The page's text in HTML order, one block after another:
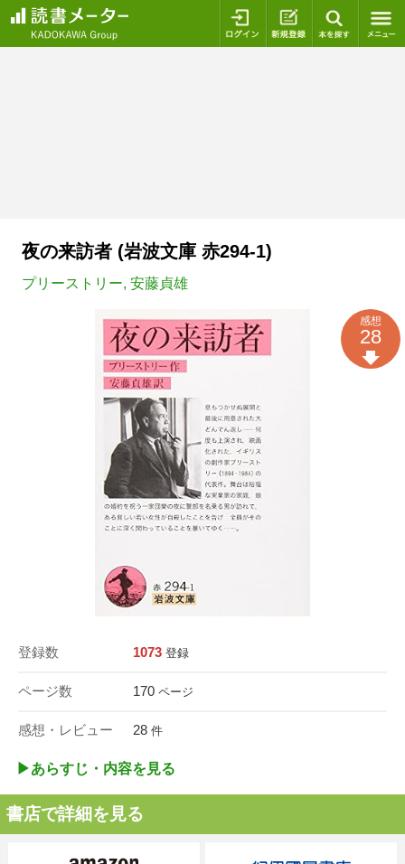
ログイン 新規登録
夜の来訪者 (岩波文庫 赤294-1)
プリーストリー, 安藤貞雄
登録数 1073 登録
ページ数 170 ページ
感想・レビュー 28 件
感想
28
▶︎あらすじ・内容を見る
書店で詳細を見る